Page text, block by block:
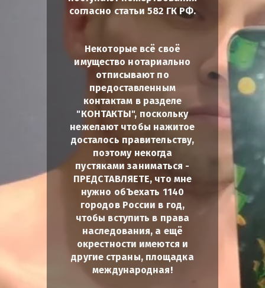
согласно статьи 582 ГК РФ.
Некоторые всё своё
имущество нотариально
отписывают по
предоставленным
контактам в разделе
"КОНТАКТЫ", поскольку
нежелают чтобы нажитое
досталось правительству,
поэтому некогда
пустяками заниматься -
ПРЕДСТАВЛЯЕТЕ, что мне
нужно обЪехать 1140
городов России в год,
чтобы вступить в права
наследования, а ещё
окрестности имеются и
другие страны, площадка
международная!